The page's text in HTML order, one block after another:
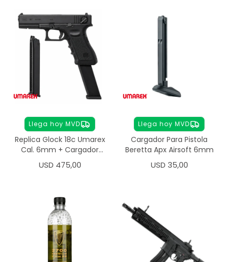
Llega hoy MVD
Replica Glock 18c Umarex
Cal. 6mm + Cargador
Extra
USD 475,00
Llega hoy MVD
Cargador Para Pistola
Beretta Apx Airsoft 6mm
USD 35,00